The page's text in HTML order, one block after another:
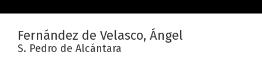
Fernández de Velasco, Ángel
S. Pedro de Alcántara